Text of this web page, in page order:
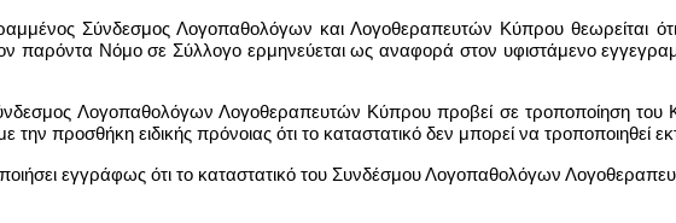
Σύνδεσμος Λογοπαθολόγων και Λογοθεραπευτών Κύπρου θεωρείται
παρόντα Νόμο σε Σύλλογο ερμηνεύεται ως αναφορά στον υφιστάμενο
Λογοπαθολόγων Λογοθεραπευτών Κύπρου προβεί σε τροποποίηση του
την προσθήκη ειδικής πρόνοιας ότι το καταστατικό δεν μπορεί να
εγγράφως ότι το καταστατικό του Συνδέσμου Λογοπαθολόγων